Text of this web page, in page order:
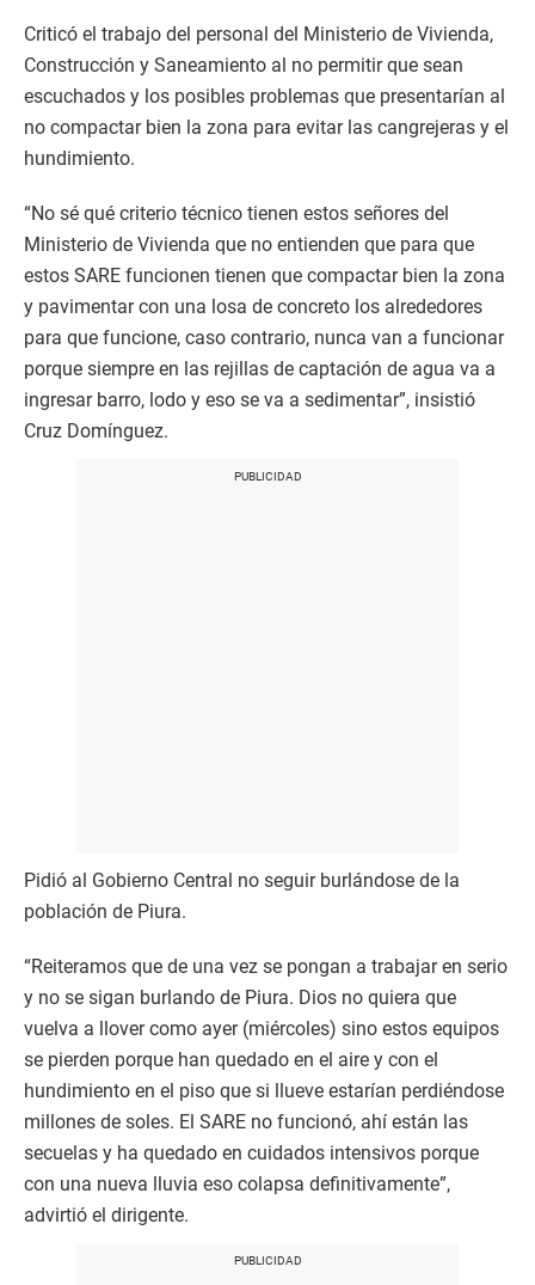
Criticó el trabajo del personal del Ministerio de Vivienda,
Construcción y Saneamiento al no permitir que sean
escuchados y los posibles problemas que presentarían al
no compactar bien la zona para evitar las cangrejeras y el
hundimiento.
“No sé qué criterio técnico tienen estos señores del
Ministerio de Vivienda que no entienden que para que
estos SARE funcionen tienen que compactar bien la zona
y pavimentar con una losa de concreto los alrededores
para que funcione, caso contrario, nunca van a funcionar
porque siempre en las rejillas de captación de agua va a
ingresar barro, lodo y eso se va a sedimentar”, insistió
Cruz Domínguez.
Pidió al Gobierno Central no seguir burlándose de la
población de Piura.
“Reiteramos que de una vez se pongan a trabajar en serio
y no se sigan burlando de Piura. Dios no quiera que
vuelva a llover como ayer (miércoles) sino estos equipos
se pierden porque han quedado en el aire y con el
hundimiento en el piso que si llueve estarían perdiéndose
millones de soles. El SARE no funcionó, ahí están las
secuelas y ha quedado en cuidados intensivos porque
con una nueva lluvia eso colapsa definitivamente”,
advirtió el dirigente.